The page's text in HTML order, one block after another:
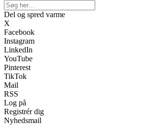
Del og spred varme
X
Facebook
Instagram
LinkedIn
YouTube
Pinterest
TikTok
Mail
RSS
Log på
Registrér dig
Nyhedsmail